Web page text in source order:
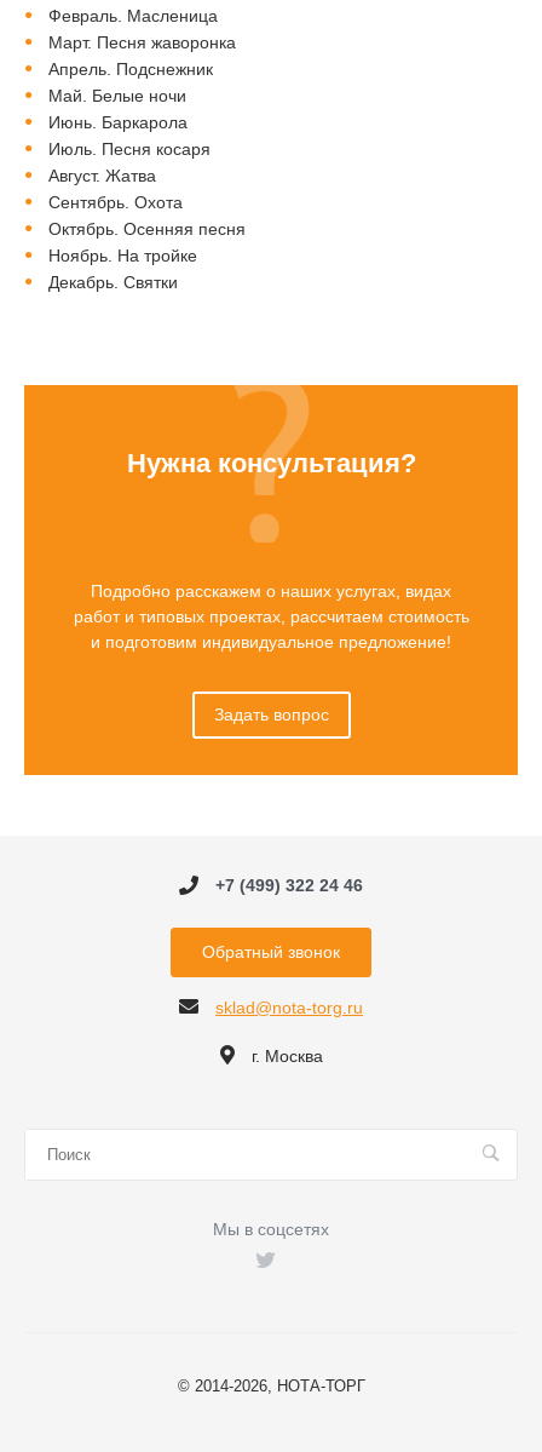
Февраль. Масленица
Март. Песня жаворонка
Апрель. Подснежник
Май. Белые ночи
Июнь. Баркарола
Июль. Песня косаря
Август. Жатва
Сентябрь. Охота
Октябрь. Осенняя песня
Ноябрь. На тройке
Декабрь. Святки
Нужна консультация?
Подробно расскажем о наших услугах, видах
работ и типовых проектах, рассчитаем стоимость
и подготовим индивидуальное предложение!
Задать вопрос
+7 (499) 322 24 46
Обратный звонок
sklad@nota-torg.ru
г. Москва
Мы в соцсетях
© 2014-2026, НОТА-ТОРГ